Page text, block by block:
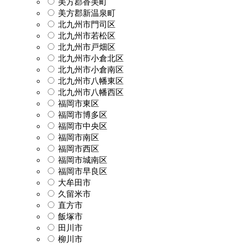
美方郡新温泉町
北九州市門司区
北九州市若松区
北九州市戸畑区
北九州市小倉北区
北九州市小倉南区
北九州市八幡東区
北九州市八幡西区
福岡市東区
福岡市博多区
福岡市中央区
福岡市南区
福岡市西区
福岡市城南区
福岡市早良区
大牟田市
久留米市
直方市
飯塚市
田川市
柳川市